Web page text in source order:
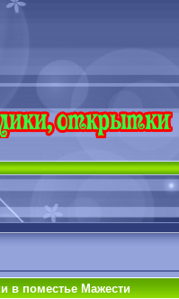
в поместье Мажести